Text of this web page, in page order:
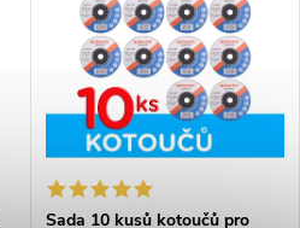
Sada 10 kusů kotoučů pro